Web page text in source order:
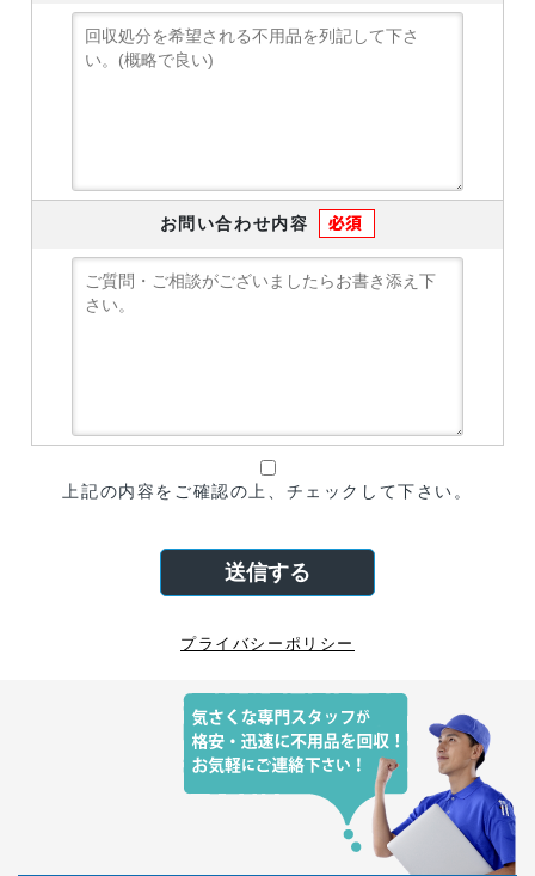
お問い合わせ内容
上記の内容をご確認の上、チェックして下さい。
送信する
プライバシーポリシー